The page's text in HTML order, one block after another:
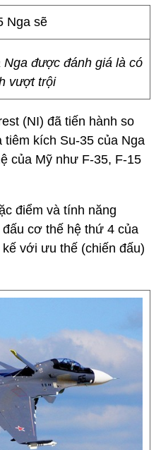
được đánh giá là có
vượt trội
(NI) đã tiến hành so
kích Su-35 của Nga
của Mỹ như F-35, F-15
điểm và tính năng
cơ thế hệ thứ 4 của
với ưu thế (chiến đấu)